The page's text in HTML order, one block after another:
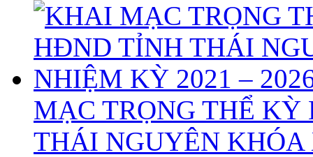
MẠC TRỌNG THỂ
THÁI NGUYÊN KHÓA